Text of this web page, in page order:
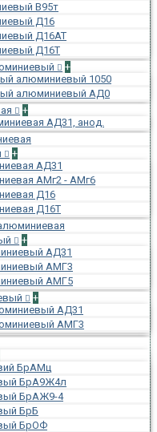
В95т
Д16
Д16АТ
Д16Т
+
алюминиевый 1050
алюминиевый АД0
+
АД31, анод.
+
АД31
АМг2 - АМг6
Д16
Д16Т
+
АД31
АМГ3
АМГ5
+
АД31
АМГ3
БрАМц
БрА9Ж4л
БрАЖ9-4
БрБ
БрОФ